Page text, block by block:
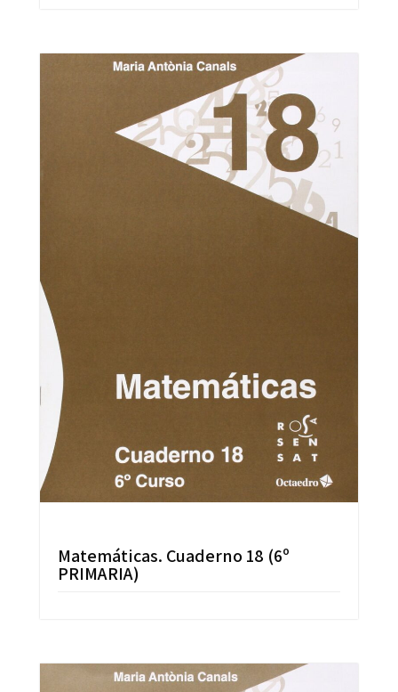
Matemáticas. Cuaderno 18 (6º
PRIMARIA)